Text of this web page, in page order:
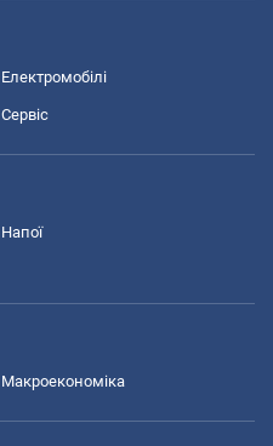
Електромобілі
Сервіс
Напої
Макроекономіка